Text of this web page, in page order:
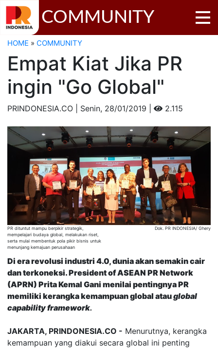
COMMUNITY
HOME » COMMUNITY
Empat Kiat Jika PR
ingin "Go Global"
PRINDONESIA.CO | Senin, 28/01/2019 | 2.115
PR dituntut mampu berpikir strategik,
mempelajari budaya global, melakukan riset,
serta mulai membentuk pola pikir bisnis untuk
menunjang kemajuan perusahaan
Dok. PR INDONESIA/ Ghery
Di era revolusi industri 4.0, dunia akan semakin cair
dan terkoneksi. President of ASEAN PR Network
(APRN) Prita Kemal Gani menilai pentingnya PR
memiliki kerangka kemampuan global atauglobal
capability framework.
JAKARTA, PRINDONESIA.CO - Menurutnya, kerangka
kemampuan yang diakui secara global ini penting